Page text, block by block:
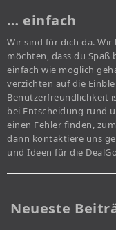
… einfach
Wir sind für dich da.
möchten, dass du Spaß
einfach wie möglich
verzichten auf die
Benutzerfreundlichkeit
bei Entscheidung rund
einen Fehler finden,
dann kontaktiere uns
und Ideen für die
Neueste